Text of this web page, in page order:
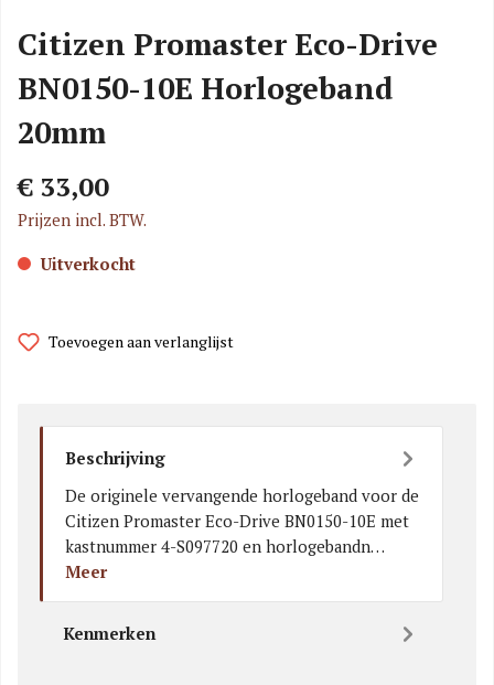
Citizen Promaster Eco-Drive
BN0150-10E Horlogeband
20mm
€ 33,00
Prijzen incl. BTW.
Uitverkocht
Toevoegen aan verlanglijst
Beschrijving
De originele vervangende horlogeband voor de
Citizen Promaster Eco-Drive BN0150-10E met
kastnummer 4-S097720 en horlogebandn…
Meer
Kenmerken